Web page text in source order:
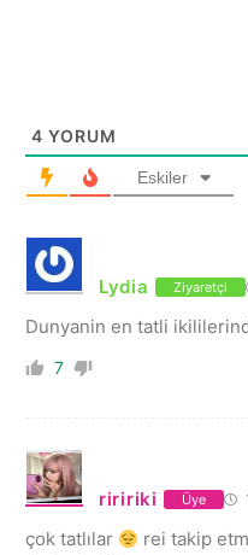
4 YORUM
Eskiler
Lydia Ziyaretçi
Dunyanin en tatli
7
riririki Üye
çok tatlılar
rei takip